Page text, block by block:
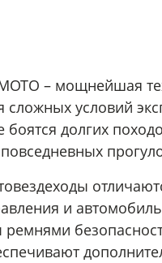
– мощнейшая
сложных условий
боятся долгих
и